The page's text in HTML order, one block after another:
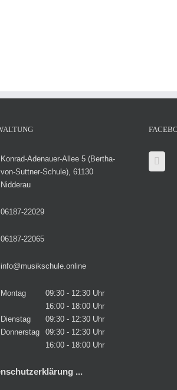
Konrad-Adenauer-Allee 5 (Bertha-
von-Suttner-Schule), 61130
Nidderau
06187-22029
06187-22065
info@musikschule.online
Montag
09:30 - 12:30 Uhr
16:00 - 18:00 Uhr
Dienstag
09:30 - 12:30 Uhr
Donnerstag
09:30 - 12:30 Uhr
16:00 - 18:00 Uhr
...